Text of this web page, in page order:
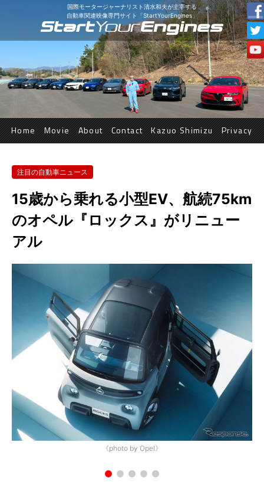
国際モータージャーナリスト清水和夫が主宰する
自動車関連映像専門サイト「StartYourEngines」
Home Movie About Contact Kazuo Shimizu Privacy
注目の自動車ニュース
15歳から乗れる小型EV、航続75km
のオペル『ロックス』がリニュー
アル
《photo by Opel》